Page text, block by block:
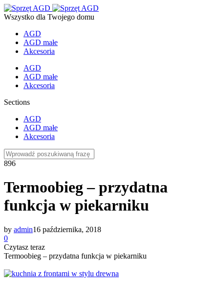
Wszystko dla Twojego domu
AGD
AGD małe
Akcesoria
AGD
AGD małe
Akcesoria
Sections
AGD
AGD małe
Akcesoria
896
Termoobieg – przydatna
funkcja w piekarniku
by admin16 października, 2018
0
Czytasz teraz
Termoobieg – przydatna funkcja w piekarniku